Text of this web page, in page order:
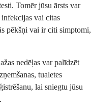
Tomēr jūsu ārsts var
vai citas
pēkšņi vai ir citi simptomi,
nedēļas var palīdzēt
tualetes
lai sniegtu jūsu